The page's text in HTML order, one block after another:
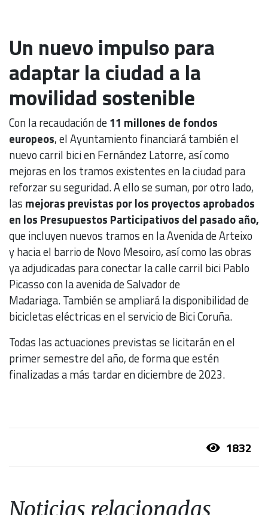
Un nuevo impulso para
adaptar la ciudad a la
movilidad sostenible
Con la recaudación de11 millones de fondos
europeos, el Ayuntamiento financiará también el
nuevo carril bici en Fernández Latorre, así como
mejoras en los tramos existentes en la ciudad para
reforzar su seguridad. A ello se suman, por otro lado,
las mejoras previstas por los proyectos aprobados
en los Presupuestos Participativos del pasado año,
que incluyen nuevos tramos en la Avenida de Arteixo
y hacia el barrio de Novo Mesoiro, así como las obras
ya adjudicadas para conectar la calle carril bici Pablo
Picasso con la avenida de Salvador de
Madariaga. También se ampliará la disponibilidad de
bicicletas eléctricas en el servicio de Bici Coruña.
Todas las actuaciones previstas se licitarán en el
primer semestre del año, de forma que estén
finalizadas a más tardar en diciembre de 2023.
1832
Noticias relacionadas